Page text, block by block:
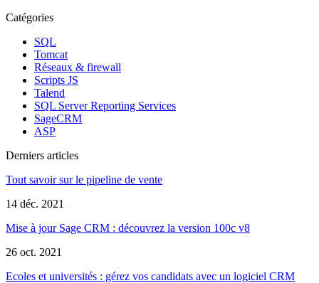
Catégories
SQL
Tomcat
Réseaux & firewall
Scripts JS
Talend
SQL Server Reporting Services
SageCRM
ASP
Derniers articles
Tout savoir sur le pipeline de vente
14 déc. 2021
Mise à jour Sage CRM : découvrez la version 100c v8
26 oct. 2021
Ecoles et universités : gérez vos candidats avec un logiciel CRM